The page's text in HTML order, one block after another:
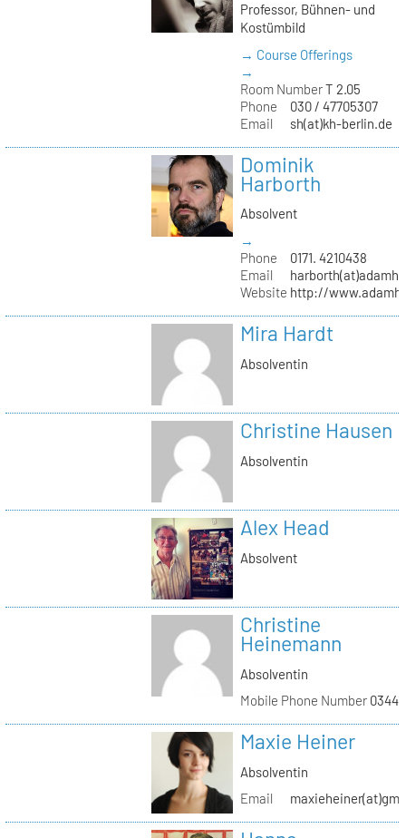
Professor, Bühnen- und
Kostümbild
→ Course Offerings
→
Room NumberT 2.05
Phone
030 / 47705307
Email
sh(at)kh-berlin.de
Dominik
Harborth
Absolvent
→
Phone
0171. 4210438
Email
Website http://
Mira Hardt
Absolventin
Christine Hausen
Absolventin
Alex Head
Absolvent
Christine
Heinemann
Absolventin
Mobile Phone Number
Maxie Heiner
Absolventin
Email